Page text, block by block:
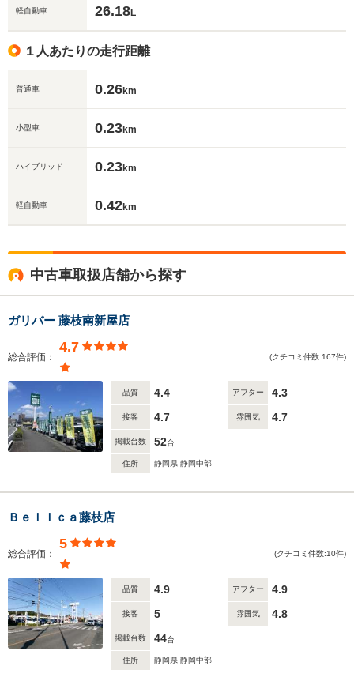
軽自動車 26.18L
１人あたりの走行距離
普通車 0.26km
小型車 0.23km
ハイブリッド 0.23km
軽自動車 0.42km
中古車取扱店舗から探す
ガリバー 藤枝南新屋店
総合評価：
4.7
(クチコミ件数:167件)
品質 4.4 アフター 4.3
接客 4.7 雰囲気 4.7
掲載台数 52台
住所 静岡県 静岡中部
Ｂｅｌｌｃａ藤枝店
総合評価：
5
(クチコミ件数:10件)
品質 4.9 アフター 4.9
接客 5 雰囲気 4.8
掲載台数 44台
住所 静岡県 静岡中部